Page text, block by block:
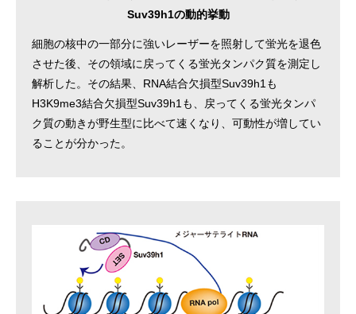
Suv39h1の動的挙動
細胞の核中の一部分に強いレーザーを照射して蛍光を退色
させた後、その領域に戻ってくる蛍光タンパク質を測定し
解析した。その結果、RNA結合欠損型Suv39h1も
H3K9me3結合欠損型Suv39h1も、戻ってくる蛍光タンパ
ク質の動きが野生型に比べて速くなり、可動性が増してい
ることが分かった。